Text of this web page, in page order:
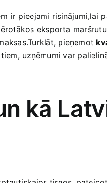
ir⁢ pieejami risinājumi,lai
​eksporta
pieņemot
​uzņēmumi var
kā